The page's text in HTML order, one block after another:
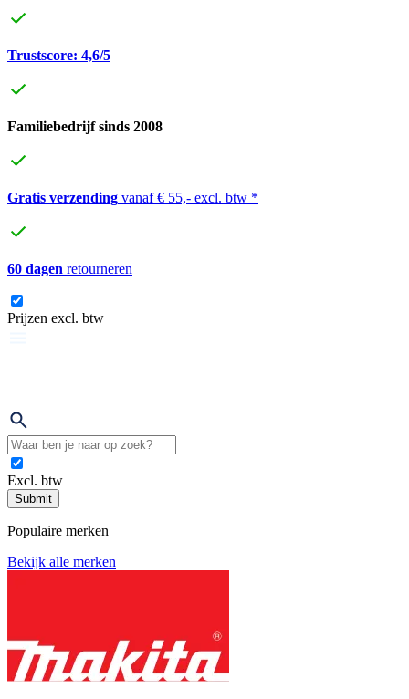
Trustscore: 4,6/5
Familiebedrijf sinds 2008
Gratis verzending vanaf € 55,- excl. btw *
60 dagen retourneren
Prijzen excl. btw
Excl. btw
Submit
Populaire merken
Bekijk alle merken